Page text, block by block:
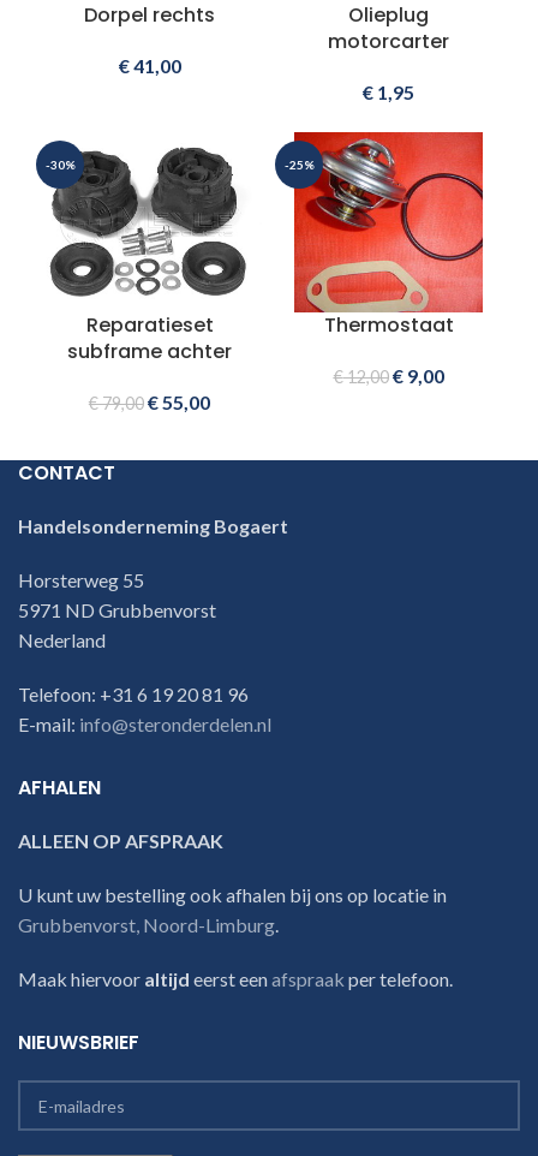
Dorpel rechts
€41,00
Olieplug
motorcarter
€ 1,95
-30%
Reparatieset
subframe achter
€79,00€55,00
-25%
Thermostaat
€12,00 €9,00
CONTACT
Handelsonderneming Bogaert
Horsterweg 55
5971 ND Grubbenvorst
Nederland
Telefoon: +31 6 19 20 81 96
E-mail: info@steronderdelen.nl
AFHALEN
ALLEEN OP AFSPRAAK
U kunt uw bestelling ook afhalen bij ons op locatie in
Grubbenvorst, Noord-Limburg.
Maak hiervoor altijd eerst eenafspraak per telefoon.
NIEUWSBRIEF